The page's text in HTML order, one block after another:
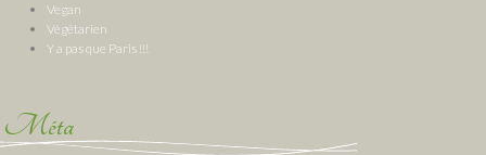
Vegan
Végétarien
Y a pas que Paris !!!
Méta